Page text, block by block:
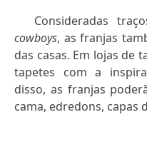
Consideradas
cowboys, as franjas
das casas. Em lojas de
tapetes com a
disso, as franjas
cama, edredons, capas